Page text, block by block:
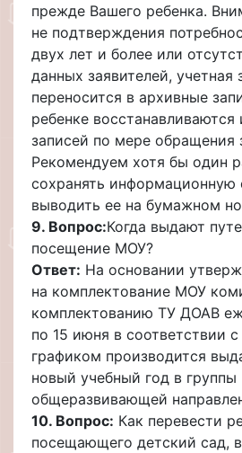
прежде Вашего ребенка.
не подтверждения
двух лет и более или
данных заявителей, учетная
переносится в архивные
ребенке восстанавливаются
записей по мере обращения
Рекомендуем хотя бы один
сохранять информационную
выводить ее на бумажном
9. Вопрос:Когда выдают
посещение МОУ?
Ответ: На основании
на комплектование МОУ
комплектованию ТУ ДОАВ
по 15 июня в соответствии
графиком производится
новый учебный год в группы
общеразвивающей
10. Вопрос: Как перевести
посещающего детский сад,